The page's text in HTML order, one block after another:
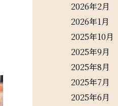
2026年2月
2026年1月
2025年10月
2025年9月
2025年8月
2025年7月
2025年6月